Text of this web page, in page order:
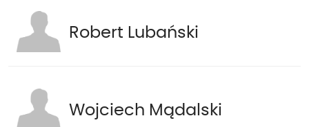
Robert Lubański
Wojciech Mądalski